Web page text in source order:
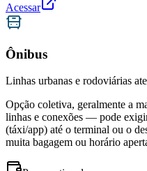
Acessar
Ônibus
Linhas urbanas e rodoviárias
Opção coletiva, geralmente a
linhas e conexões — pode
(táxi/app) até o terminal ou o
muita bagagem ou horário